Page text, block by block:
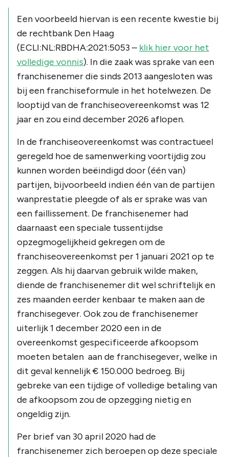
Een voorbeeld hiervan is een recente kwestie bij
de rechtbank Den Haag
(ECLI:NL:RBDHA:2021:5053 – klik hier voor het
volledige vonnis). In die zaak was sprake van een
franchisenemer die sinds 2013 aangesloten was
bij een franchiseformule in het hotelwezen. De
looptijd van de franchiseovereenkomst was 12
jaar en zou eind december 2026 aflopen.
In de franchiseovereenkomst was contractueel
geregeld hoe de samenwerking voortijdig zou
kunnen worden beëindigd door (één van)
partijen, bijvoorbeeld indien één van de partijen
wanprestatie pleegde of als er sprake was van
een faillissement. De franchisenemer had
daarnaast een speciale tussentijdse
opzegmogelijkheid gekregen om de
franchiseovereenkomst per 1 januari 2021 op te
zeggen. Als hij daarvan gebruik wilde maken,
diende de franchisenemer dit wel schriftelijk en
zes maanden eerder kenbaar te maken aan de
franchisegever. Ook zou de franchisenemer
uiterlijk 1 december 2020 een in de
overeenkomst gespecificeerde afkoopsom
moeten betalen aan de franchisegever, welke in
dit geval kennelijk € 150.000 bedroeg. Bij
gebreke van een tijdige of volledige betaling van
de afkoopsom zou de opzegging nietig en
ongeldig zijn.
Per brief van 30 april 2020 had de
franchisenemer zich beroepen op deze speciale